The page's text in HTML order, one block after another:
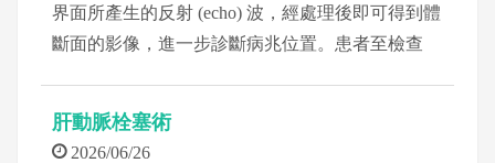
界面所產生的反射 (echo) 波，經處理後即可得到體
斷面的影像，進一步診斷病兆位置。患者至檢查
膏狀）以利超音波探頭接觸體表時不受空氣干擾，
肝動脈栓塞術
2026/06/26